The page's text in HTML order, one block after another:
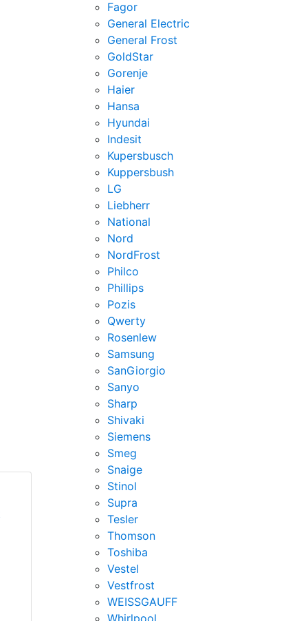
Fagor
General Electric
General Frost
GoldStar
Gorenje
Haier
Hansa
Hyundai
Indesit
Kupersbusch
Kuppersbush
LG
Liebherr
National
Nord
NordFrost
Philco
Phillips
Pozis
Qwerty
Rosenlew
Samsung
SanGiorgio
Sanyo
Sharp
Shivaki
Siemens
Smeg
Snaige
Stinol
Supra
Tesler
Thomson
Toshiba
Vestel
Vestfrost
WEISSGAUFF
Whirlpool